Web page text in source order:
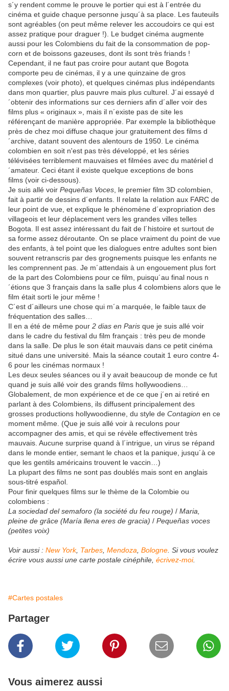
s´y rendent comme le prouve le portier qui est à l´entrée du
cinéma et guide chaque personne jusqu´à sa place. Les fauteuils
sont agréables (on peut même relever les accoudoirs ce qui est
assez pratique pour draguer !). Le budget cinéma augmente
aussi pour les Colombiens du fait de la consommation de pop-
corn et de boissons gazeuses, dont ils sont très friands !
Cependant, il ne faut pas croire pour autant que Bogota
comporte peu de cinémas, il y a une quinzaine de gros
complexes (voir photo), et quelques cinémas plus indépendants
dans mon quartier, plus pauvre mais plus culturel. J´ai essayé d
´obtenir des informations sur ces derniers afin d´aller voir des
films plus « originaux », mais il n´existe pas de site les
référençant de manière appropriée. Par exemple la bibliothèque
près de chez moi diffuse chaque jour gratuitement des films d
´archive, datant souvent des alentours de 1950. Le cinéma
colombien en soit n'est pas très développé, et les séries
télévisées terriblement mauvaises et filmées avec du matériel d
´amateur. Ceci étant il existe quelque exceptions de bons
films (voir ci-dessous).
Je suis allé voir Pequeñas Voces , le premier film 3D colombien,
fait à partir de dessins d´enfants. Il relate la relation aux FARC de
leur point de vue, et explique le phénomène d´expropriation des
villageois et leur déplacement vers les grandes villes telles
Bogota. Il est assez intéressant du fait de l´histoire et surtout de
sa forme assez déroutante. On se place vraiment du point de vue
des enfants, à tel point que les dialogues entre adultes sont bien
souvent retranscris par des grognements puisque les enfants ne
les comprennent pas. Je m´attendais à un engouement plus fort
de la part des Colombiens pour ce film, puisqu´au final nous n
´étions que 3 français dans la salle plus 4 colombiens alors que le
film était sorti le jour même !
C´est d´ailleurs une chose qui m´a marquée, le faible taux de
fréquentation des salles…
Il en a été de même pour 2 dias en Paris que je suis allé voir
dans le cadre du festival du film français : très peu de monde
dans la salle. De plus le son était mauvais dans ce petit cinéma
situé dans une université. Mais la séance coutait 1 euro contre 4-
6 pour les cinémas normaux !
Les deux seules séances ou il y avait beaucoup de monde ce fut
quand je suis allé voir des grands films hollywoodiens…
Globalement, de mon expérience et de ce que j´en ai retiré en
parlant à des Colombiens, ils diffusent principalement des
grosses productions hollywoodienne, du style de Contagion en ce
moment même. (Que je suis allé voir à reculons pour
accompagner des amis, et qui se révèle effectivement très
mauvais. Aucune surprise quand à l´intrigue, un virus se répand
dans le monde entier, semant le chaos et la panique, jusqu´à ce
que les gentils américains trouvent le vaccin…)
La plupart des films ne sont pas doublés mais sont en anglais
sous-titré español.
Pour finir quelques films sur le thème de la Colombie ou
colombiens :
La sociedad del semaforo (la société du feu rouge) / Maria,
pleine de grâce (María llena eres de gracia) / Pequeñas voces
(petites voix)
Voir aussi : New York, Tarbes Mendoza Bologne . Si vous voulez
écrire vous aussi une carte postale cinéphile, écrivez-moi.
#Cartes postales
Partager
Vous aimerez aussi